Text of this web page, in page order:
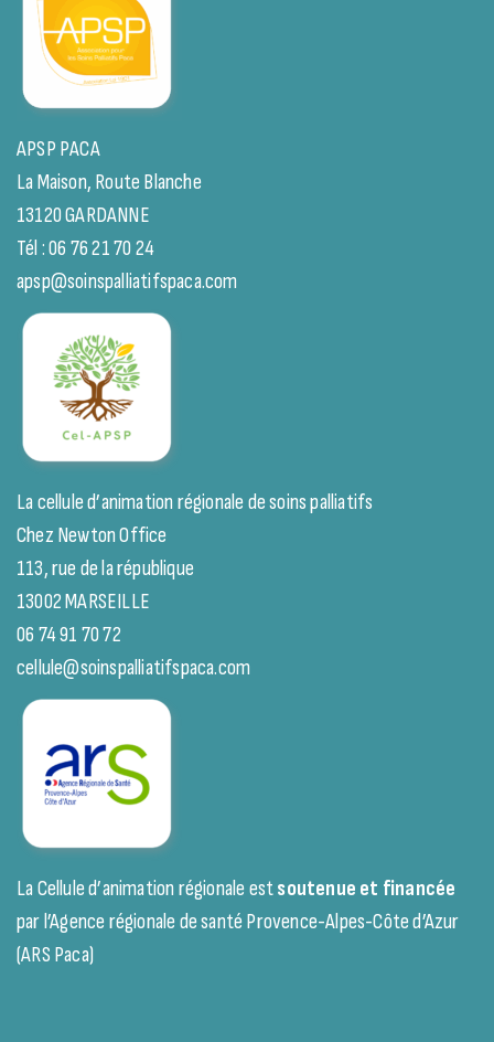
APSP PACA
La Maison, Route Blanche
13120 GARDANNE
Tél : 06 76 21 70 24
apsp@soinspalliatifspaca.com
La cellule d’animation régionale de soins palliatifs
Chez Newton Office
113, rue de la république
13002 MARSEILLE
06 74 91 70 72
cellule@soinspalliatifspaca.com
La Cellule d’animation régionale estsoutenue et financée
par l’Agence régionale de santé Provence-Alpes-Côte d’Azur
(ARS Paca)